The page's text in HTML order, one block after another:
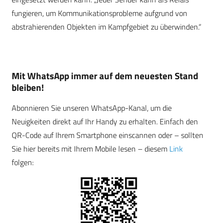
fungieren, um Kommunikationsprobleme aufgrund von
abstrahierenden Objekten im Kampfgebiet zu überwinden.“
Mit WhatsApp immer auf dem neuesten Stand
bleiben!
Abonnieren Sie unseren WhatsApp-Kanal, um die
Neuigkeiten direkt auf Ihr Handy zu erhalten. Einfach den
QR-Code auf Ihrem Smartphone einscannen oder – sollten
Sie hier bereits mit Ihrem Mobile lesen – diesem Link
folgen: